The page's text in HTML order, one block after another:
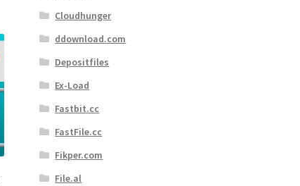
Cloudhunger
ddownload.com
Depositfiles
Ex-Load
Fastbit.cc
FastFile.cc
Fikper.com
File.al